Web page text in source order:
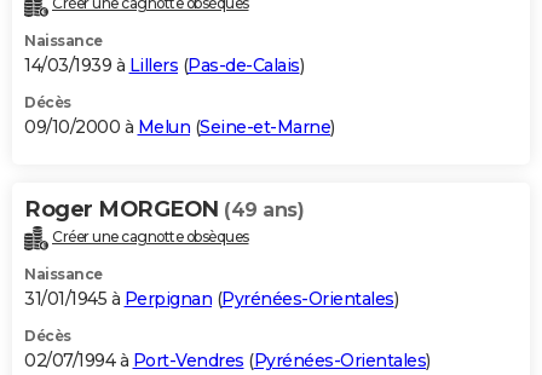
Naissance
14/03/1939 à Lillers (Pas-de-Calais)
Décès
09/10/2000 à Melun (Seine-et-Marne)
Roger MORGEON (49 ans)
Créer une cagnotte obsèques
Naissance
31/01/1945 à Perpignan (Pyrénées-Orientales)
Décès
02/07/1994 à Port-Vendres (Pyrénées-Orientales)